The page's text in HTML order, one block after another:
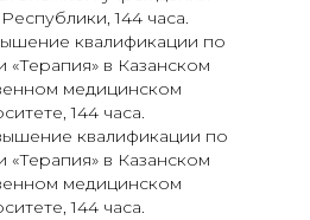
144 часа.
квалификации по
«Терапия» в Казанском
медицинском
144 часа.
квалификации по
«Терапия» в Казанском
медицинском
144 часа.